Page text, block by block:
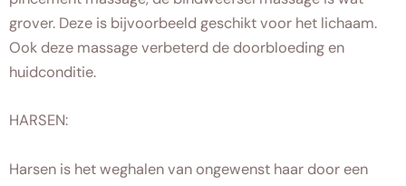
grover. Deze is bijvoorbeeld geschikt voor het lichaam.
Ook deze massage verbeterd de doorbloeding en
huidconditie.
HARSEN:
Harsen is het weghalen van ongewenst haar door een